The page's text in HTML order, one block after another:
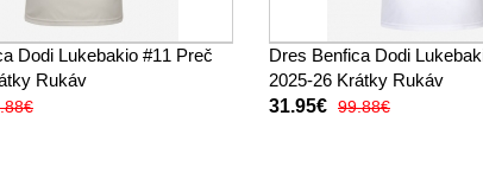
Dodi Lukebakio #11 Preč
Rukáv
Dres Benfica Dodi
2025-26 Krátky Rukáv
31.95€ 99.88€